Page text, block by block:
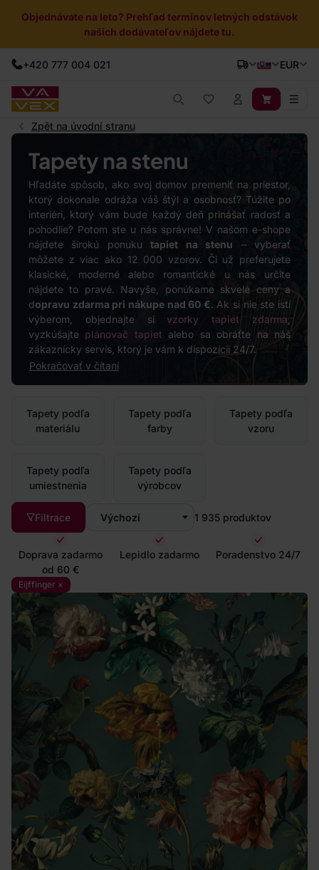
Objednávate na leto? Prehľad termínov letných odstávok
našich dodávateľov nájdete tu.
+420 777 004 021 EUR
Zpět na úvodní stranu
Tapety na stenu
Hľadáte spôsob, ako svoj domov premeniť na priestor,
ktorý dokonale odráža váš štýl a osobnosť? Túžite po
interiéri, ktorý vám bude každý deň prinášať radosť a
pohodlie? Potom ste u nás správne! V našom e-shope
nájdete širokú ponukutapiet na stenu – vyberať
môžete z viac ako 12 000 vzorov. Či už preferujete
klasické, moderné alebo romantické u nás určite
nájdete to pravé. Navyše, ponúkame skvelé ceny a
dopravu zdarma pri nákupe nad 60 €. Ak si nie ste istí
výberom, objednajte si vzorky tapiet zdarma,
vyzkúšajte plánovač tapiet alebo sa obráťte na náš
zákaznícky servis, ktorý je vám k dispozícii 24/7.
Pokračovať v čítaní
Tapety podľa
materiálu
Tapety podľa
farby
Tapety podľa
vzoru
Tapety podľa
umiestnenia
Tapety podľa
výrobcov
Filtrace Výchozí 1 935 produktov
Doprava zadarmo
od 60 €
Lepidlo zadarmo Poradenstvo 24/7
Eijffinger ×